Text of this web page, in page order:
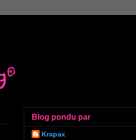
Blog pondu par
Krapax